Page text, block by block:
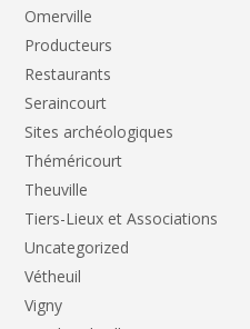
Omerville
Producteurs
Restaurants
Seraincourt
Sites archéologiques
Théméricourt
Theuville
Tiers-Lieux et Associations
Uncategorized
Vétheuil
Vigny